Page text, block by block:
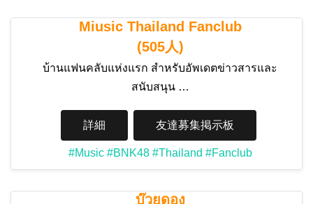
Miusic Thailand Fanclub
(505人)
บ้านแฟนคลับแห่งแรก สำหรับอัพเดตข่าวสารและ
สนับสนุน …
詳細 友達募集掲示板
#Music #BNK48 #Thailand #Fanclub
บ๊วยดอง